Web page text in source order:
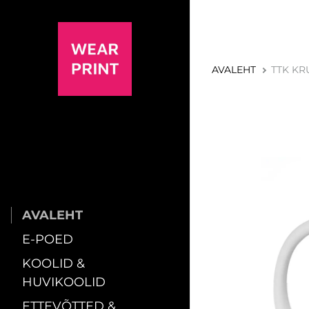
AVALEHT
E-POED
KOOLID &
HUVIKOOLID
AVALEHT TTK